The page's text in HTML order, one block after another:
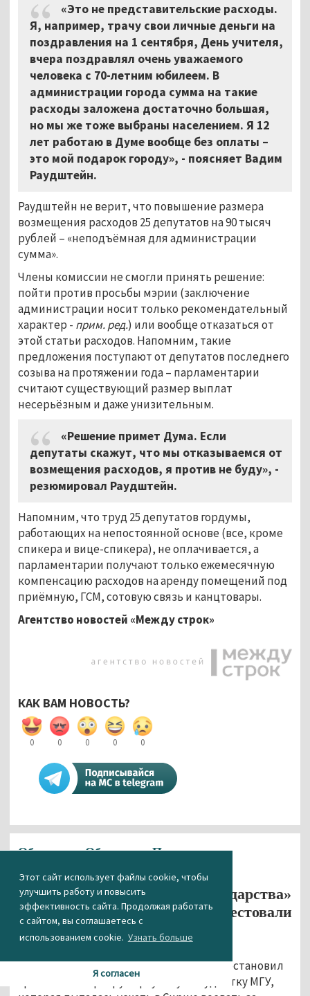
Этот сайт использует файлы cookie, чтобы
улучшить работу и повысить
эффективность сайта. Продолжая работать
с сайтом, вы соглашаетесь с
использованием cookie. Узнать больше
Я согласен
«Это не представительские расходы.
Я, например, трачу свои личные деньги на
поздравления на 1 сентября, День учителя,
вчера поздравлял очень уважаемого
человека с 70-летним юбилеем. В
администрации города сумма на такие
расходы заложена достаточно большая,
но мы же тоже выбраны населением. Я 12
лет работаю в Думе вообще без оплаты –
это мой подарок городу», - поясняет Вадим
Раудштейн.
Раудштейн не верит, что повышение размера
возмещения расходов 25 депутатов на 90 тысяч
рублей – «неподъёмная для администрации
сумма».
Члены комиссии не смогли принять решение:
пойти против просьбы мэрии (заключение
администрации носит только рекомендательный
характер - прим. ред.) или вообще отказаться от
этой статьи расходов. Напомним, такие
предложения поступают от депутатов последнего
созыва на протяжении года – парламентарии
считают существующий размер выплат
несерьёзным и даже унизительным.
«Решение примет Дума. Если
депутаты скажут, что мы отказываемся от
возмещения расходов, я против не буду», -
резюмировал Раудштейн.
Напомним, что труд 25 депутатов гордумы,
работающих на непостоянной основе (все, кроме
спикера и вице-спикера), не оплачивается, а
парламентарии получают только ежемесячную
компенсацию расходов на аренду помещений под
приёмную, ГСМ, сотовую связь и канцтовары.
Агентство новостей «Между строк»
КАК ВАМ НОВОСТЬ?
0 0 0 0 0
Общество Общество
Политика
Происшествия
Сторонницу «Исламского государства»
из МГУ Варвару Караулову арестовали
Лефортовский районный суд Москвы постановил
арестовать Варвару Караулову – студентку МГУ,